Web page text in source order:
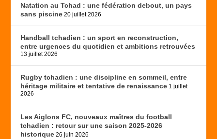
Natation au Tchad : une fédération debout, un pays
sans piscine 20 juillet 2026
Handball tchadien : un sport en reconstruction,
entre urgences du quotidien et ambitions retrouvées
13 juillet 2026
Rugby tchadien : une discipline en sommeil, entre
héritage militaire et tentative de renaissance 1 juillet
2026
Les Aiglons FC, nouveaux maîtres du football
tchadien : retour sur une saison 2025-2026
historique 26 juin 2026